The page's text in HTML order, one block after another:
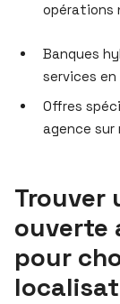
opérations
Banques
services
Offres
agence
Trouver
ouverte
pour